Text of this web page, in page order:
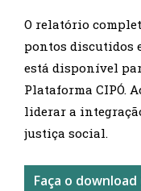
O relatório
pontos discutidos
está disponível
Plataforma CIPÓ.
liderar a
justiça social.
Faça o